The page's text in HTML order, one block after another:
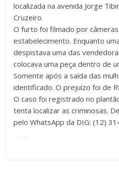
localizada na avenida Jorge
Cruzeiro.
O furto foi filmado por
estabelecimento. Enquanto
despistava uma das
colocava uma peça dentro de
Somente após a saída das
identificado. O prejuízo foi de
O caso foi registrado no
tenta localizar as criminosas.
pelo WhatsApp da DIG: (12)